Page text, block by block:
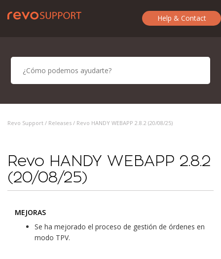
Help & Contact
Revo Support / Releases / Revo HANDY WEBAPP 2.8.2 (20/08/25)
Revo HANDY WEBAPP 2.8.2
(20/08/25)
MEJORAS
Se ha mejorado el proceso de gestión de órdenes en
modo TPV.